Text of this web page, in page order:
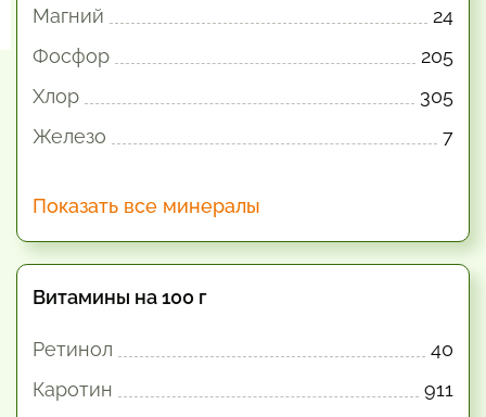
Магний
24
Фосфор
205
Хлор
305
Железо
7
Показать все минералы
Витамины на 100 г
Ретинол
40
Каротин
911